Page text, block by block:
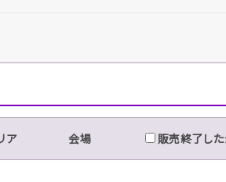
ア 会場 販売終了し